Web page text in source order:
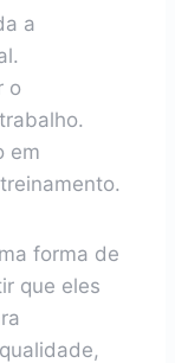
a
o
em
forma de
que eles